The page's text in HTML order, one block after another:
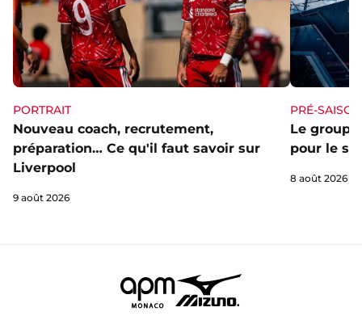
PORTRAIT
Nouveau coach, recrutement,
préparation… Ce qu'il faut savoir sur
Liverpool
9 août 2026
PRÉ-SAISON
Le groupe
pour le
8 août 2026